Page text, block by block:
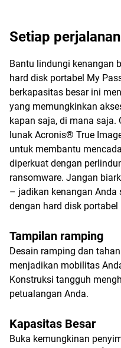
Setiap
Bantu lindungi kenangan
hard disk portabel My
berkapasitas besar ini
yang memungkinkan
kapan saja, di mana saja.
lunak Acronis® True
untuk membantu
diperkuat dengan
ransomware. Jangan
– jadikan kenangan
dengan hard disk portabel
Tampilan ramping
Desain ramping dan
menjadikan mobilitas
Konstruksi tangguh
petualangan Anda.
Kapasitas Besar
Buka kemungkinan